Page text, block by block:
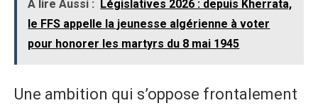
À lire Aussi : Législatives 2026 : depuis Kherrata,
le FFS appelle la jeunesse algérienne à voter
pour honorer les martyrs du 8 mai 1945
Une ambition qui s’oppose frontalement